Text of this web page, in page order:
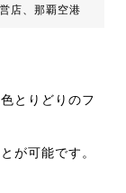
店、那覇空港
とりどりのフ
が可能です。